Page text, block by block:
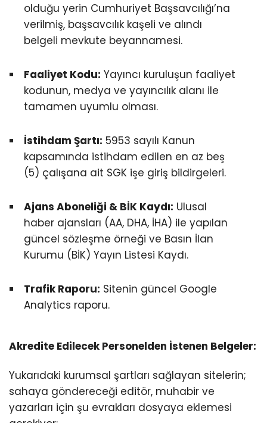
olduğu yerin Cumhuriyet Başsavcılığı’na
verilmiş, başsavcılık kaşeli ve alındı
belgeli mevkute beyannamesi.
Faaliyet Kodu: Yayıncı kuruluşun faaliyet
kodunun, medya ve yayıncılık alanı ile
tamamen uyumlu olması.
İstihdam Şartı: 5953 sayılı Kanun
kapsamında istihdam edilen en az beş
(5) çalışana ait SGK işe giriş bildirgeleri.
Ajans Aboneliği & BİK Kaydı: Ulusal
haber ajansları (AA, DHA, İHA) ile yapılan
güncel sözleşme örneği ve Basın İlan
Kurumu (BİK) Yayın Listesi Kaydı.
Trafik Raporu: Sitenin güncel Google
Analytics raporu.
Akredite Edilecek Personelden İstenen Belgeler:
Yukarıdaki kurumsal şartları sağlayan sitelerin;
sahaya göndereceği editör, muhabir ve
yazarları için şu evrakları dosyaya eklemesi